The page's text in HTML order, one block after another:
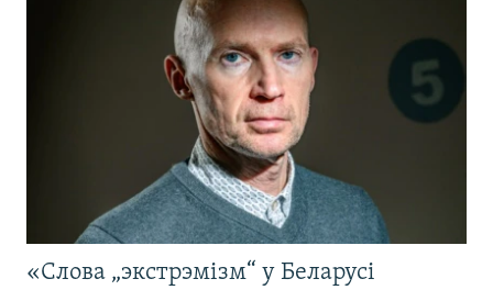
«Слова „экстрэмізм“ у Беларусі